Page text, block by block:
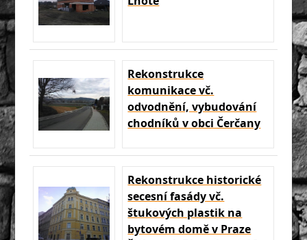
Rekonstrukce
komunikace vč.
odvodnění, vybudování
chodníků v obci Čerčany
Rekonstrukce historické
secesní fasády vč.
štukových plastik na
bytovém domě v Praze